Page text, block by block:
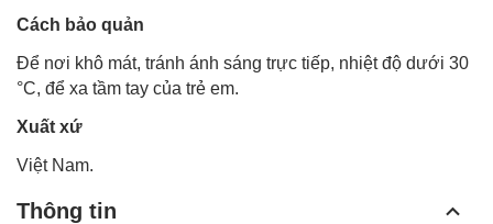
Cách bảo quản
Để nơi khô mát, tránh ánh sáng trực tiếp, nhiệt độ dưới 30
°C, để xa tầm tay của trẻ em.
Xuất xứ
Việt Nam.
Thông tin